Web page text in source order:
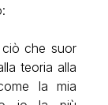
che suor
teoria alla
la mia